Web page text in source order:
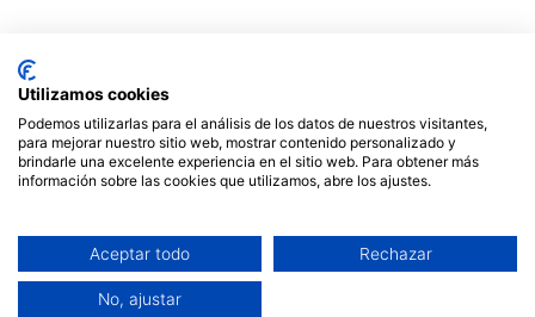
Tienda online de
ropa interior de algodón orgánico,
sostenibles con certificado GOTS, que cuidan de ti, de las personas y del planeta.
Expertos en ropa para piel sensible, ropa para piel delicada y enfermedades
ambientales. Ropa interior sostenible.
Utilizamos cookies
Podemos utilizarlas para el análisis de los datos de nuestros visitantes,
para mejorar nuestro sitio web, mostrar contenido personalizado y
brindarle una excelente experiencia en el sitio web. Para obtener más
información sobre las cookies que utilizamos, abre los ajustes.
Aceptar todo Rechazar
No, ajustar